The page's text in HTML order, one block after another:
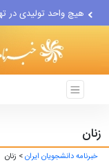
هیچ واحد تولیدی در
زنان
خبرنامه دانشجویان ایران> زنان